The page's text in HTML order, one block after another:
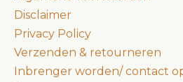
Disclaimer
Privacy Policy
Verzenden & retourneren
Inbrenger worden/ contact